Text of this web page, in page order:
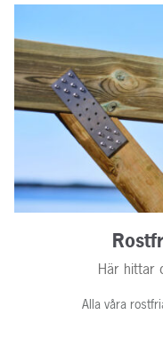
Här hittar
Alla våra